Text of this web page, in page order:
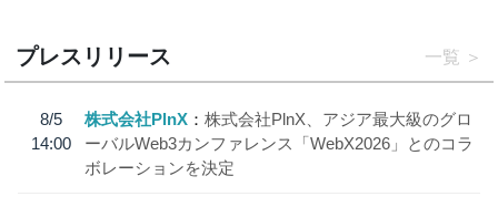
プレスリリース 一覧
8/5
14:00
株式会社PlnX
株式会社PlnX、アジア最大級のグロ
ーバルWeb3カンファレンス「WebX2026」とのコラ
ボレーションを決定